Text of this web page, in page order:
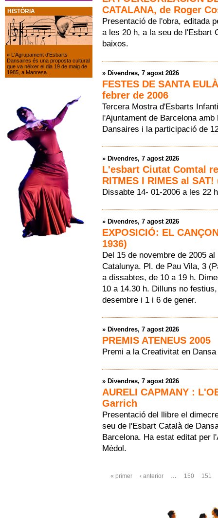
CATALANA, de Roger
Presentació de l'obra, editada
a les 20 h, a la seu de l'Esbart
baixos.
» Divendres, 7 agost 2026
FESTES DE SANTA
febrer de 2006
Tercera Mostra d'Esbarts
l'Ajuntament de Barcelona
Dansaires i la participació de
» Divendres, 7 agost 2026
L'esbart Ciutat Comtal
RITMES I RIMES al
Dissabte 14- 01-2006 a les 22
» Divendres, 7 agost 2026
EXPOSICIÓ: EL
1936)
Del 15 de novembre de 2005
Catalunya. Pl. de Pau Vila, 3
a dissabtes, de 10 a 19 h.
10 a 14.30 h. Dilluns no
desembre i 1 i 6 de gener.
» Divendres, 7 agost 2026
PREMIS ATENEUS 2005
Premi a la Creativitat en
» Divendres, 7 agost 2026
AURELI CAPMANY :
Garrich
Presentació del llibre el
seu de l'Esbart Català de
Barcelona. Ha estat editat per
Mèdol.
Pàgines
« primer ‹ anterior 150 151
HISTÒRIA
» L'Agrupament d'Esbarts
Dansaires és una proposta cultural
que va néixer el dia 19 de maig de
1985, a Manresa.